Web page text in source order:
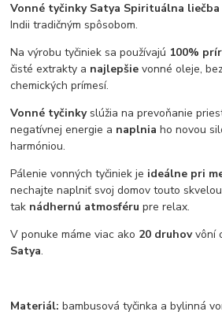
Vonné tyčinky Satya Spirituálna liečba
Indii tradičným spôsobom.
Na výrobu tyčiniek sa používajú 100%
čisté extrakty a najlepšie vonné oleje,
chemických prímesí.
Vonné tyčinkyslúžia na prevoňanie
negatívnej energie a naplnia ho novou
harmóniou.
Pálenie vonných tyčiniek je ideálne pri
nechajte naplniť svoj domov touto
tak nádhernú atmosféru pre relax.
V ponuke máme viac ako 20 druhovvôní
Satya.
Materiál: bambusová tyčinka a bylinná